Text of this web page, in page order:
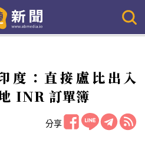
度：直接盧比出入
INR 訂單簿
分享